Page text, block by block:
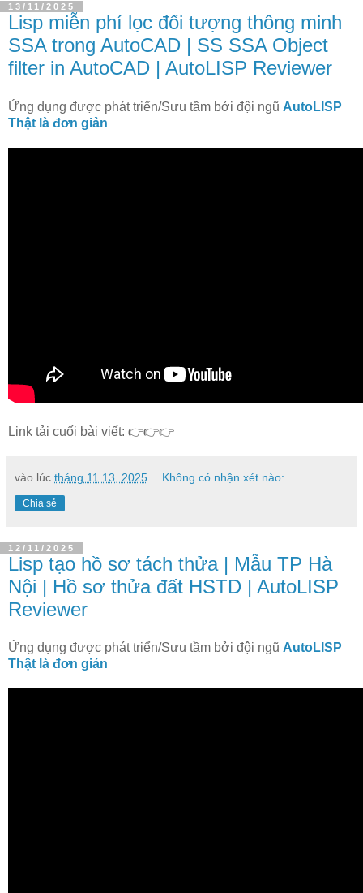
13/11/2025
Lisp miễn phí lọc đối tượng thông minh
SSA trong AutoCAD | SS SSA Object
filter in AutoCAD | AutoLISP Reviewer
Ứng dụng được phát triển/Sưu tầm bởi đội ngũ AutoLISP
Thật là đơn giản
Link tải cuối bài viết: 👉👉👉
vào lúc tháng 11 13, 2025 Không có nhận xét nào:
Chia sẻ
12/11/2025
Lisp tạo hồ sơ tách thửa | Mẫu TP Hà
Nội | Hồ sơ thửa đất HSTD | AutoLISP
Reviewer
Ứng dụng được phát triển/Sưu tầm bởi đội ngũ AutoLISP
Thật là đơn giản